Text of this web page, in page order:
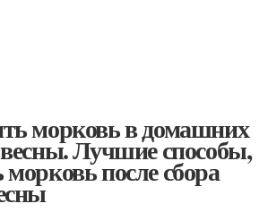
морковь в домашних
Лучшие способы,
после сбора